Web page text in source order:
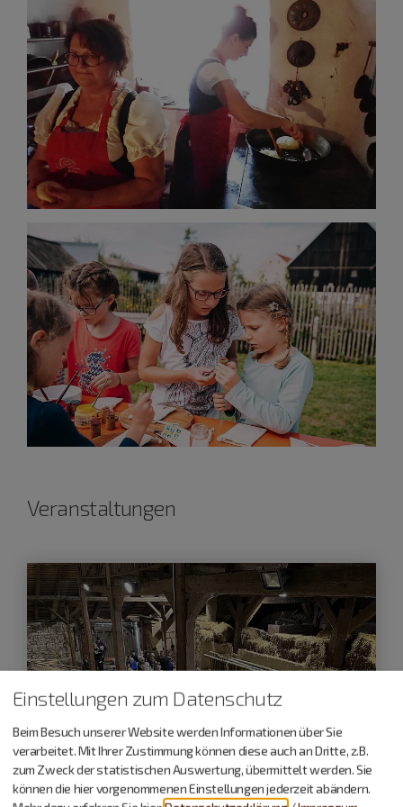
Veranstaltungen
Einstellungen zum Datenschutz
Beim Besuch unserer Website werden Informationen über Sie
verarbeitet. Mit Ihrer Zustimmung können diese auch an Dritte, z.B.
zum Zweck der statistischen Auswertung, übermittelt werden. Sie
können die hier vorgenommenen Einstellungen jederzeit abändern.